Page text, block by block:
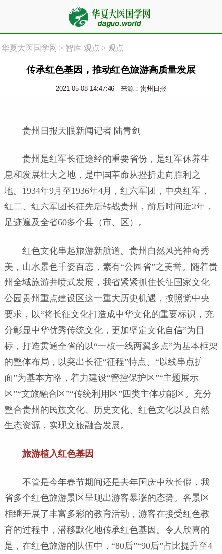
华夏大医国学网 > 智库-观点 > 观点
传承红色基因，推动红色旅游高质量发展
2021-05-08 14:47:46 来源：贵州日报
贵州日报天眼新闻记者 陆青剑
贵州是红军长征途经的重要省份，是红军休养生
息和发展壮大之地，是中国革命从挫折走向胜利之
地。1934年9月至1936年4月，红六军团，中央红军，
红二、红六军团长征先后转战贵州，前后时间近2年，
足迹遍及全省60多个县（市、区）。
红色文化串起旅游新航道。贵州自然风光神奇秀
美，山水景色千姿百态，素有“公园省”之美誉。随着贵
州全域旅游井喷式发展，我省紧紧抓住长征国家文化
公园贵州重点建设区这一重大历史机遇，按照党中央
要求，以“将长征文化打造成中华文化的重要标识，充
分彰显中华优秀传统文化，更加坚定文化自信”为目
标，打造贯通全省的以“一核一线两翼多点”为基本框架
的整体布局，以突出长征“征程”特点、“以线串点扩
面”为基本方略，着力建设“管控保护区”“主题展示
区”“文旅融合区”“传统利用区”四类主体功能区。充分
整合贵州的民族文化、历史文化、红色文化以及自然
生态资源，实现文旅融合发展。
旅游植入红色基因
不管是今年春节期间还是去年国庆中秋长假，我
省多个红色旅游景区呈现出游客暴涨的态势。各景区
相继开展了丰富多彩的教育活动，游客在接受红色教
育的过程中，潜移默化地传承红色基因。令人欣喜的
是，在红色旅游的队伍中，“80后”“90后”占比提升至4